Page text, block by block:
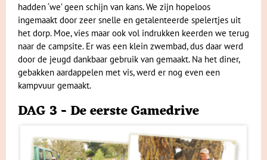
hadden ‘we’ geen schijn van kans. We zijn hopeloos
ingemaakt door zeer snelle en getalenteerde spelertjes uit
het dorp. Moe, vies maar ook vol indrukken keerden we terug
naar de campsite. Er was een klein zwembad, dus daar werd
door de jeugd dankbaar gebruik van gemaakt. Na het diner,
gebakken aardappelen met vis, werd er nog even een
kampvuur gemaakt.
DAG 3 - De eerste Gamedrive